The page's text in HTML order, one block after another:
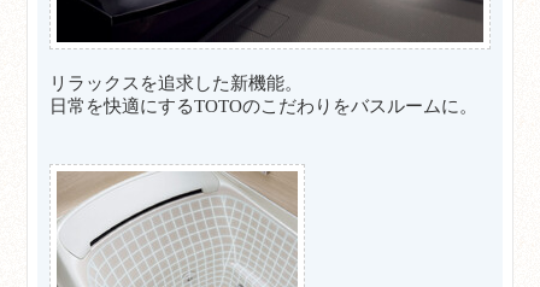
リラックスを追求した新機能。
日常を快適にするTOTOのこだわりをバスルームに。